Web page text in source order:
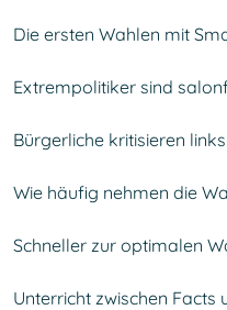
Die ersten Wahlen mit
Extrempolitiker sind
Bürgerliche kritisieren
Wie häufig nehmen die
Schneller zur optimalen
Unterricht zwischen Facts